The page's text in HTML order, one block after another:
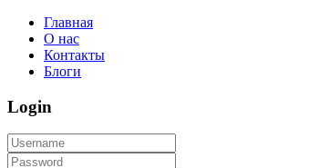
Главная
О нас
Контакты
Блоги
Login